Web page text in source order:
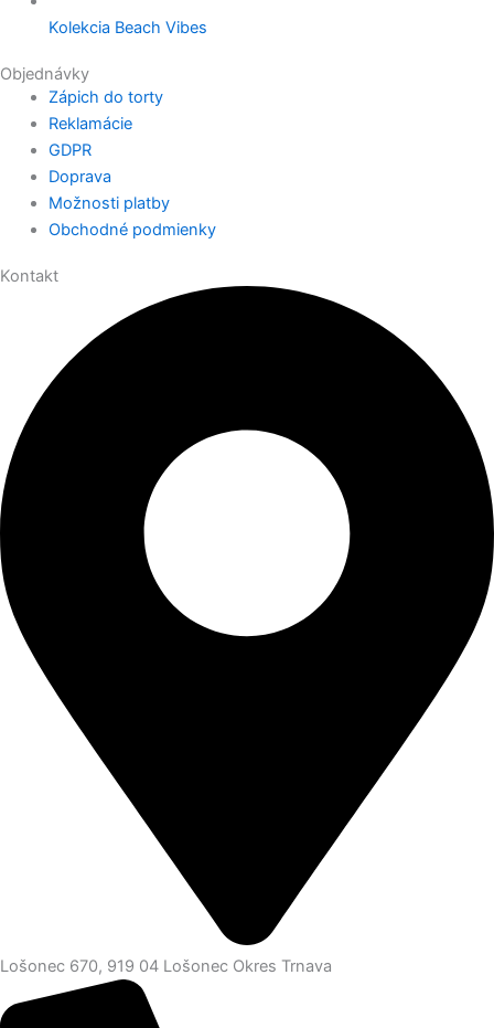
Kolekcia Beach Vibes
Objednávky
Zápich do torty
Reklamácie
GDPR
Doprava
Možnosti platby
Obchodné podmienky
Kontakt
Lošonec 670, 919 04 Lošonec Okres Trnava